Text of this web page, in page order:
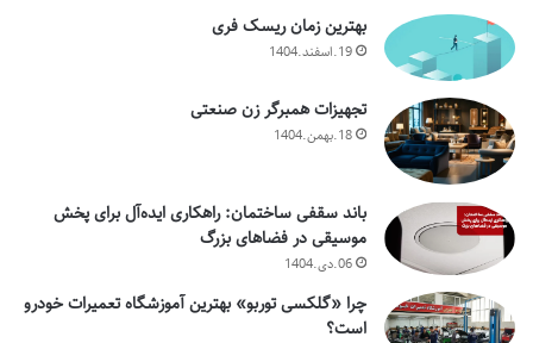
بهترین زمان ریسک فری
19.اسفند.1404
تجهیزات همبرگر زن صنعتی
18.بهمن.1404
باند سقفی ساختمان: راهکاری ایده‌آل برای پخش
موسیقی در فضاهای بزرگ
06.دی.1404
چرا «گلکسی توربو» بهترین آموزشگاه تعمیرات خودرو
است؟